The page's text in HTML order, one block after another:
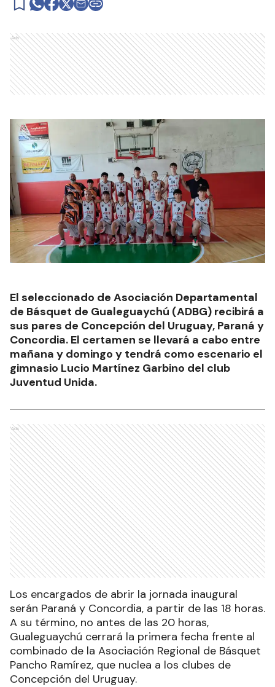
Ads
El seleccionado de Asociación Departamental
de Básquet de Gualeguaychú (ADBG) recibirá a
sus pares de Concepción del Uruguay, Paraná y
Concordia. El certamen se llevará a cabo entre
mañana y domingo y tendrá como escenario el
gimnasio Lucio Martínez Garbino del club
Juventud Unida.
Ads
Los encargados de abrir la jornada inaugural
serán Paraná y Concordia, a partir de las 18 horas.
A su término, no antes de las 20 horas,
Gualeguaychú cerrará la primera fecha frente al
combinado de la Asociación Regional de Básquet
Pancho Ramírez, que nuclea a los clubes de
Concepción del Uruguay.